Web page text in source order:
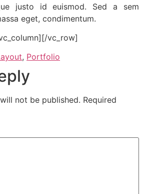
justo id euismod. Sed a sem
eget, condimentum.
vc_row]
, Portfolio
not be published. Required